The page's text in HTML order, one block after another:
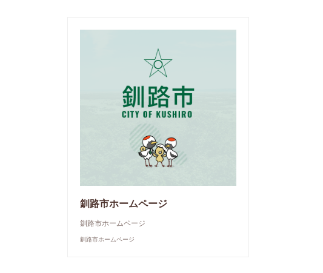
釧路市ホームページ
釧路市ホームページ
釧路市ホームページ